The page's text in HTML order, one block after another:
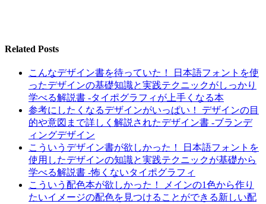
Related Posts
こんなデザイン書を待っていた！ 日本語フォントを使
ったデザインの基礎知識と実践テクニックがしっかり
学べる解説書 -タイポグラフィが上手くなる本
参考にしたくなるデザインがいっぱい！ デザインの目
的や意図まで詳しく解説されたデザイン書 -ブランデ
ィングデザイン
こういうデザイン書が欲しかった！ 日本語フォントを
使用したデザインの知識と実践テクニックが基礎から
学べる解説書 -怖くないタイポグラフィ
こういう配色本が欲しかった！ メインの1色から作り
たいイメージの配色を見つけることができる新しい配